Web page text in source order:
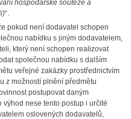
hospodářské soutěže a
“.
pokud není dodavatel schopen
nabídku s jiným dodavatelem,
který není schopen realizovat
společnou nabídku s dalším
veřejné zakázky prostřednictvím
z možností plnění předmětu
postupovat daným
nese tento postup i určité
oslovených dodavatelů,